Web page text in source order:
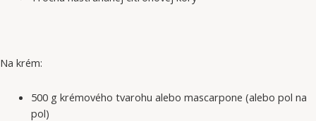
Na krém:
500 g krémového tvarohu alebo mascarpone (alebo pol na
pol)